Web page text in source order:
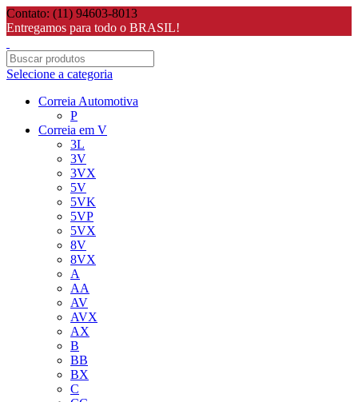
Contato: (11) 94603-8013
Entregamos para todo o BRASIL!
Selecione a categoria
Correia Automotiva
P
Correia em V
3L
3V
3VX
5V
5VK
5VP
5VX
8V
8VX
A
AA
AV
AVX
AX
B
BB
BX
C